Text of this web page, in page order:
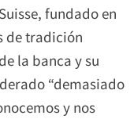
fundado en
de tradición
la banca y su
“demasiado
y nos